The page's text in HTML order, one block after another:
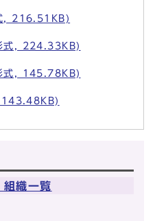
, 216.51KB)
式, 224.33KB)
式, 145.78KB)
143.48KB)
組織一覧